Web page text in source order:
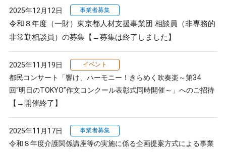
2025年12月12日 事業者募集
令和８年度（一財）東京都人材支援事業団 相談員（非専務的
非常勤相談員）の募集【→募集は終了しました】
2025年11月19日 イベント
都民コンサート「響け、ハーモニー！きらめく吹奏楽～第34
回“明日のTOKYO”作文コンクール表彰式同時開催～」へのご招待
【→開催終了】
2025年11月17日 事業者募集
令和８年度介護関係講座等の実施に係る企画提案方式による事業